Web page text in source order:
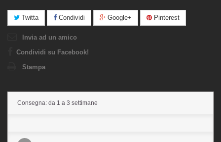
Twitta Condividi Google+ Pinterest
Invia ad un amico
Condividi su Facebook!
Stampa
Consegna: da 1 a 3 settimane